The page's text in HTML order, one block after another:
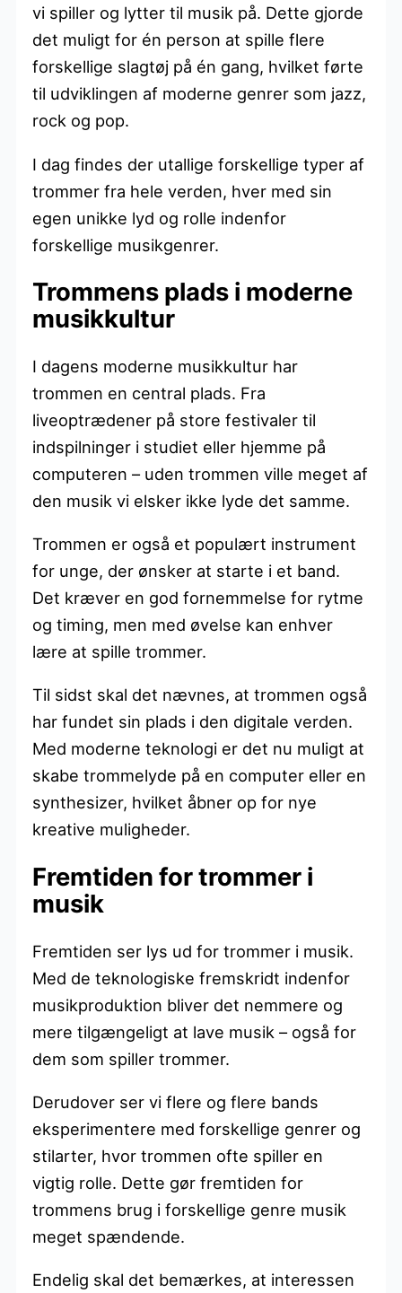
vi spiller og lytter til musik på. Dette gjorde
det muligt for én person at spille flere
forskellige slagtøj på én gang, hvilket førte
til udviklingen af ​​moderne genrer som jazz,
rock og pop.
I dag findes der utallige forskellige typer af
trommer fra hele verden, hver med sin
egen unikke lyd og rolle indenfor
forskellige musikgenrer.
Trommens plads i moderne
musikkultur
I dagens moderne musikkultur har
trommen en central plads. Fra
liveoptrædener på store festivaler til
indspilninger i studiet eller hjemme på
computeren – uden trommen ville meget af
den musik vi elsker ikke lyde det samme.
Trommen er også et populært instrument
for unge, der ønsker at starte i et band.
Det kræver en god fornemmelse for rytme
og timing, men med øvelse kan enhver
lære at spille trommer.
Til sidst skal det nævnes, at trommen også
har fundet sin plads i den digitale verden.
Med moderne teknologi er det nu muligt at
skabe trommelyde på en computer eller en
synthesizer, hvilket åbner op for nye
kreative muligheder.
Fremtiden for trommer i
musik
Fremtiden ser lys ud for trommer i musik.
Med de teknologiske fremskridt indenfor
musikproduktion bliver det nemmere og
mere tilgængeligt at lave musik – også for
dem som spiller trommer.
Derudover ser vi flere og flere bands
eksperimentere med forskellige genrer og
stilarter, hvor trommen ofte spiller en
vigtig rolle. Dette gør fremtiden for
trommens brug i forskellige genre musik
meget spændende.
Endelig skal det bemærkes, at interessen